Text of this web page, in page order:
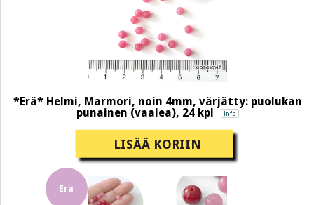
*Erä* Helmi, Marmori, noin 4mm, värjätty: puolukan
punainen (vaalea), 24 kpl
LISÄÄ KORIIN
Erä